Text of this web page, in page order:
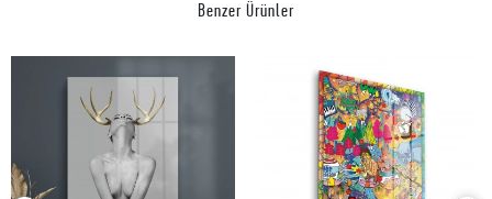
Benzer Ürünler